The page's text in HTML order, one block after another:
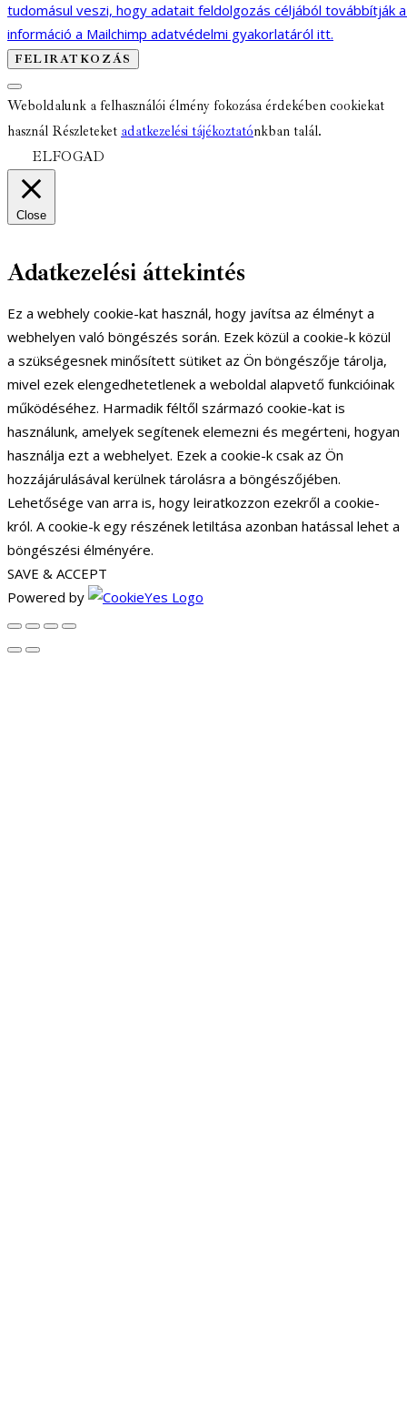
tudomásul veszi, hogy adatait feldolgozás céljából továbbítják
információ a Mailchimp adatvédelmi gyakorlatáról itt.
Weboldalunk a felhasználói élmény fokozása érdekében cookiekat
használ Részleteket adatkezelési tájékoztatónkban talál.
ELFOGAD
Close
Adatkezelési áttekintés
Ez a webhely cookie-kat használ, hogy javítsa az élményt a
webhelyen való böngészés során. Ezek közül a cookie-k közül
a szükségesnek minősített sütiket az Ön böngészője tárolja,
mivel ezek elengedhetetlenek a weboldal alapvető funkcióinak
működéséhez. Harmadik féltől származó cookie-kat is
használunk, amelyek segítenek elemezni és megérteni, hogyan
használja ezt a webhelyet. Ezek a cookie-k csak az Ön
hozzájárulásával kerülnek tárolásra a böngészőjében.
Lehetősége van arra is, hogy leiratkozzon ezekről a cookie-
król. A cookie-k egy részének letiltása azonban hatással lehet a
böngészési élményére.
SAVE & ACCEPT
Powered by